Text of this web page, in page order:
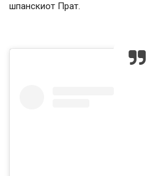
шпанскиот Прат.